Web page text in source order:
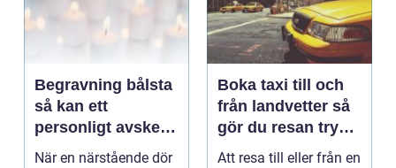
Begravning bålsta
så kan ett
personligt avsked
formas
När en närstående dör
Boka taxi till och
från landvetter så
gör du resan trygg
och smidig
Att resa till eller från en